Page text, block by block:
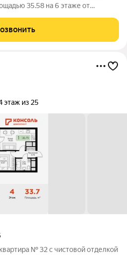
35.58 на 6 этаже от
этаж из 25
№ 32 с чистовой отделкой